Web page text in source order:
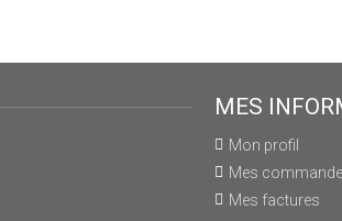
MES
Mon profil
Mes
Mes factures